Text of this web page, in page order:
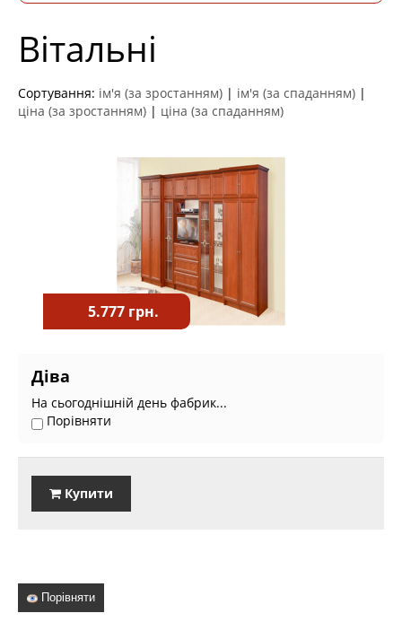
Вітальні
Сортування: ім'я (за зростанням) | ім'я (за спаданням) |
ціна (за зростанням) | ціна (за спаданням)
5.777 грн.
Діва
На сьогоднішній день фабрик...
Порівняти
Купити
Порівняти